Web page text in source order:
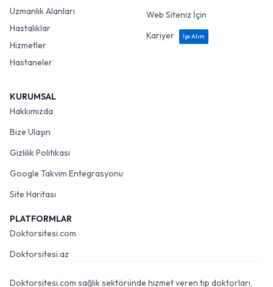
Uzmanlık Alanları
Hastalıklar
Hizmetler
Hastaneler
Web Siteniz İçin
Kariyer
İşe Alım
KURUMSAL
Hakkımızda
Bize Ulaşın
Gizlilik Politikası
Google Takvim Entegrasyonu
Site Haritası
PLATFORMLAR
Doktorsitesi.com
Doktorsitesi.az
Doktorsitesi.com sağlık sektöründe hizmet veren tıp doktorları,